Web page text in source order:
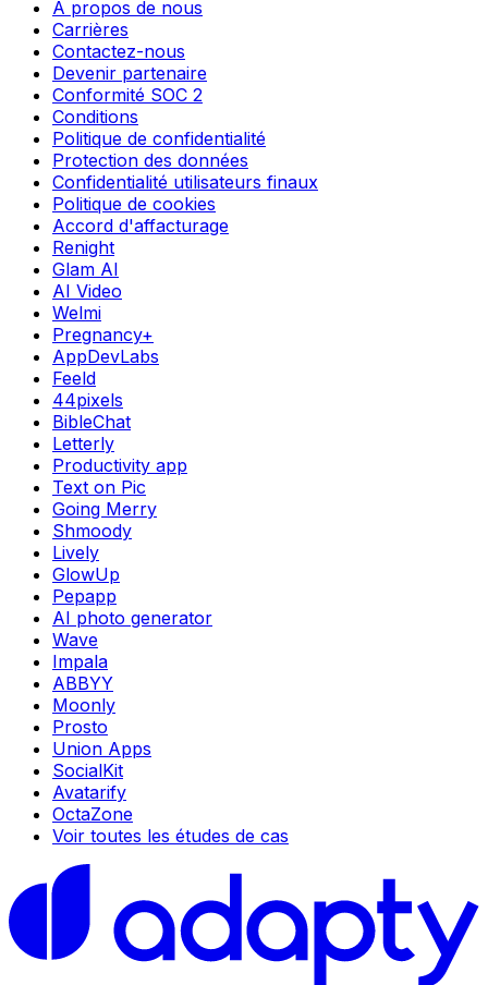
À propos de nous
Carrières
Contactez-nous
Devenir partenaire
Conformité SOC 2
Conditions
Politique de confidentialité
Protection des données
Confidentialité utilisateurs finaux
Politique de cookies
Accord d'affacturage
Renight
Glam AI
AI Video
Welmi
Pregnancy+
AppDevLabs
Feeld
44pixels
BibleChat
Letterly
Productivity app
Text on Pic
Going Merry
Shmoody
Lively
GlowUp
Pepapp
AI photo generator
Wave
Impala
ABBYY
Moonly
Prosto
Union Apps
SocialKit
Avatarify
OctaZone
Voir toutes les études de cas